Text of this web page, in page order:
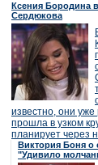
Ксения Бородина
Сердюкова
известно, они
прошла в узком
планирует через
Виктория Боня о
"Удивило